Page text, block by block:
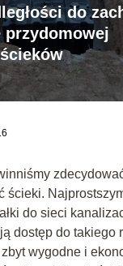
do
ścieki.
do sieci
dostęp do takiego
wygodne i